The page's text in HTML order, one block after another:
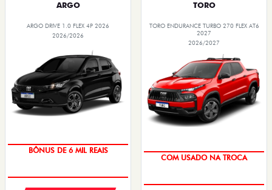
ARGO
ARGO DRIVE 1.0 FLEX 4P 2026
2026/2026
BÔNUS DE 6 MIL REAIS
TORO
TORO ENDURANCE TURBO 270 FLEX AT6
2027
2026/2027
COM USADO NA TROCA